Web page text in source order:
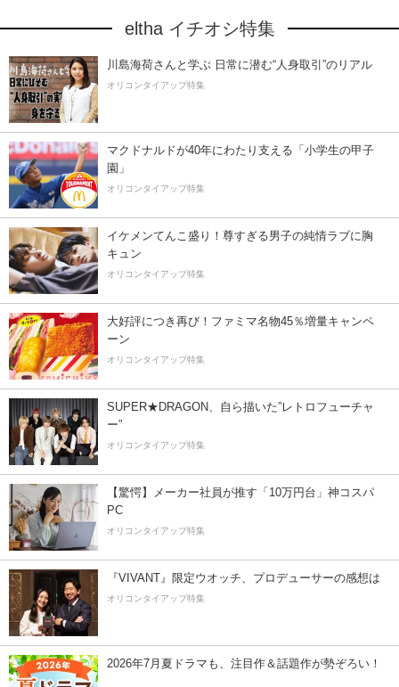
eltha イチオシ特集
川島海荷さんと学ぶ 日常に潜む“人身取引”のリアル
オリコンタイアップ特集
マクドナルドが40年にわたり支える「小学生の甲子
園」
オリコンタイアップ特集
イケメンてんこ盛り！尊すぎる男子の純情ラブに胸
キュン
オリコンタイアップ特集
大好評につき再び！ファミマ名物45％増量キャンペ
ーン
オリコンタイアップ特集
SUPER★DRAGON、自ら描いた”レトロフューチャ
ー”
オリコンタイアップ特集
【驚愕】メーカー社員が推す「10万円台」神コスパ
PC
オリコンタイアップ特集
『VIVANT』限定ウオッチ、プロデューサーの感想は
オリコンタイアップ特集
2026年7月夏ドラマも、注目作＆話題作が勢ぞろい！